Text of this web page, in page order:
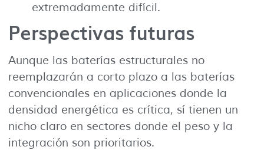
extremadamente difícil.
Perspectivas futuras
Aunque las baterías estructurales no
reemplazarán a corto plazo a las baterías
convencionales en aplicaciones donde la
densidad energética es crítica, sí tienen un
nicho claro en sectores donde el peso y la
integración son prioritarios.